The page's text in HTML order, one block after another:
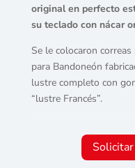
original en perfecto
su teclado con nácar
Se le colocaron
para Bandoneón
lustre completo con
“lustre Francés”.